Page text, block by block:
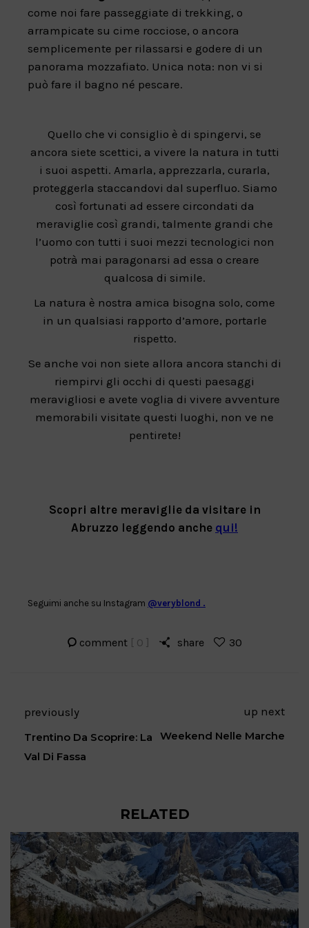
come noi fare passeggiate di trekking, o
arrampicate su cime rocciose, o ancora
semplicemente per rilassarsi e godere di un
panorama mozzafiato. Unica nota: non vi si
può fare il bagno né pescare.
Quello che vi consiglio è di spingervi, se
ancora siete scettici, a vivere la natura in tutti
i suoi aspetti. Amarla, apprezzarla, curarla,
proteggerla staccandovi dal superfluo. Siamo
così fortunati ad essere circondati da
meraviglie così grandi, talmente grandi che
l’uomo con tutti i suoi mezzi tecnologici non
potrà mai paragonarsi ad essa o creare
qualcosa di simile.
La natura è nostra amica bisogna solo, come
in un qualsiasi rapporto d’amore, portarle
rispetto.
Se anche voi non siete allora ancora stanchi di
riempirvi gli occhi di questi paesaggi
meravigliosi e avete voglia di vivere avventure
memorabili visitate questi luoghi, non ve ne
pentirete!
Scopri altre meraviglie da visitare in
Abruzzo leggendo anche qui!
Seguimi anche su Instagram @veryblond .
comment [ 0 ] share 30
previously
Trentino Da Scoprire: La
Val Di Fassa
up next
Weekend Nelle Marche
RELATED